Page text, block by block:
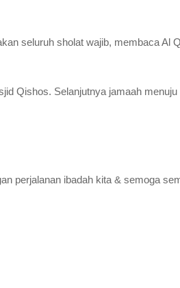
seluruh sholat wajib, membaca Al
Qishos. Selanjutnya jamaah
perjalanan ibadah kita & semoga